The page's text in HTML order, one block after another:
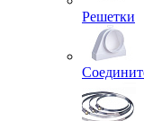
Решетки